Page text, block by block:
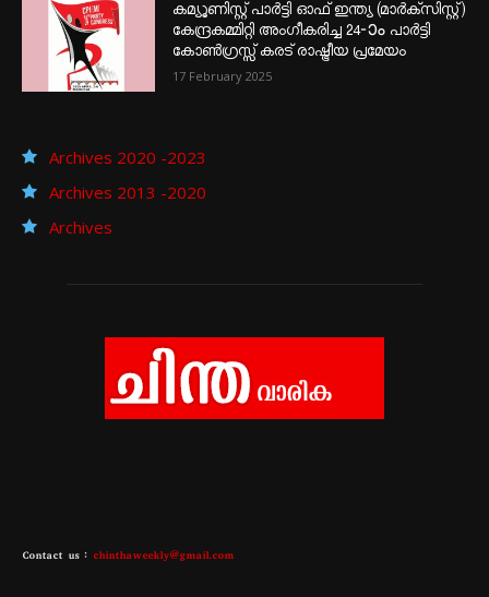
കമ്യൂണിസ്റ്റ് പാർട്ടി ഓഫ് ഇന്ത്യ (മാർക്സിസ്റ്റ്)
കേന്ദ്രകമ്മിറ്റി അംഗീകരിച്ച 24‐ാം പാർട്ടി
കോൺഗ്രസ്സ് കരട് രാഷ്ട്രീയ പ്രമേയം
17 February 2025
Archives 2020 -2023
Archives 2013 -2020
Archives
Contact us : chinthaweekly@gmail.com